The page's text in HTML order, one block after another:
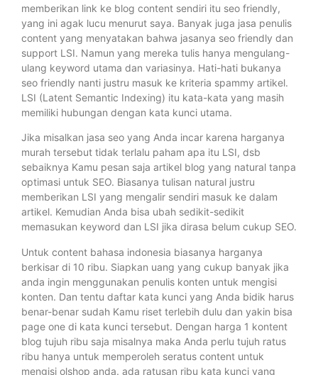
memberikan link ke blog content sendiri itu seo friendly,
yang ini agak lucu menurut saya. Banyak juga jasa penulis
content yang menyatakan bahwa jasanya seo friendly dan
support LSI. Namun yang mereka tulis hanya mengulang-
ulang keyword utama dan variasinya. Hati-hati bukanya
seo friendly nanti justru masuk ke kriteria spammy artikel.
LSI (Latent Semantic Indexing) itu kata-kata yang masih
memiliki hubungan dengan kata kunci utama.
Jika misalkan jasa seo yang Anda incar karena harganya
murah tersebut tidak terlalu paham apa itu LSI, dsb
sebaiknya Kamu pesan saja artikel blog yang natural tanpa
optimasi untuk SEO. Biasanya tulisan natural justru
memberikan LSI yang mengalir sendiri masuk ke dalam
artikel. Kemudian Anda bisa ubah sedikit-sedikit
memasukan keyword dan LSI jika dirasa belum cukup SEO.
Untuk content bahasa indonesia biasanya harganya
berkisar di 10 ribu. Siapkan uang yang cukup banyak jika
anda ingin menggunakan penulis konten untuk mengisi
konten. Dan tentu daftar kata kunci yang Anda bidik harus
benar-benar sudah Kamu riset terlebih dulu dan yakin bisa
page one di kata kunci tersebut. Dengan harga 1 kontent
blog tujuh ribu saja misalnya maka Anda perlu tujuh ratus
ribu hanya untuk memperoleh seratus content untuk
mengisi olshop anda. ada ratusan ribu kata kunci yang